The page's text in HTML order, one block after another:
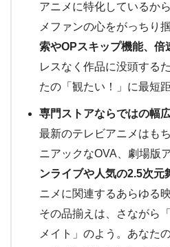
アニメに特化しているか
メファンの心をがっちり
索やOPスキップ機能、倍
レスなく作品に没頭する
たの「観たい！」に最短
専門ストアならではの幅
最新のテレビアニメはも
ニアックなOVA、劇場版
ンライブや人気の2.5次元
ニメに関連するあらゆる
その品揃えは、さながら
メイト」のよう。あなた